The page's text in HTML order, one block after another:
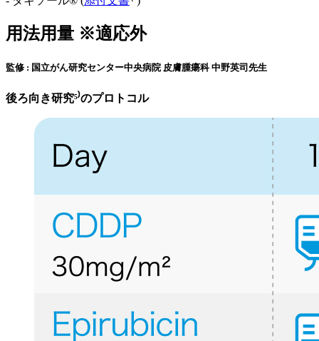
用法用量 ※適応外
監修 : 国立がん研究センター中央病院 皮膚腫瘍科 中野英司先生
後ろ向き研究⁵⁾のプロトコル